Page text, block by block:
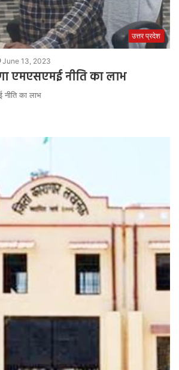
उत्तर प्रदेश
June 13, 2023
एमएसएमई नीति का लाभ
नीति का लाभ